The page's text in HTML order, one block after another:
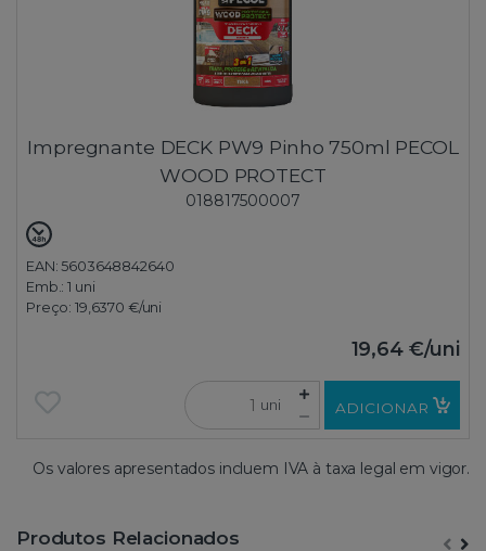
Impregnante DECK PW9 Pinho 750ml PECOL
WOOD PROTECT
018817500007
EAN: 5603648842640
Emb.:1 uni
Preço: 19,6370 €/uni
19,64 €/uni
uni ADICIONAR
Os valores apresentados incluem IVA à taxa legal em vigor.
Produtos Relacionados